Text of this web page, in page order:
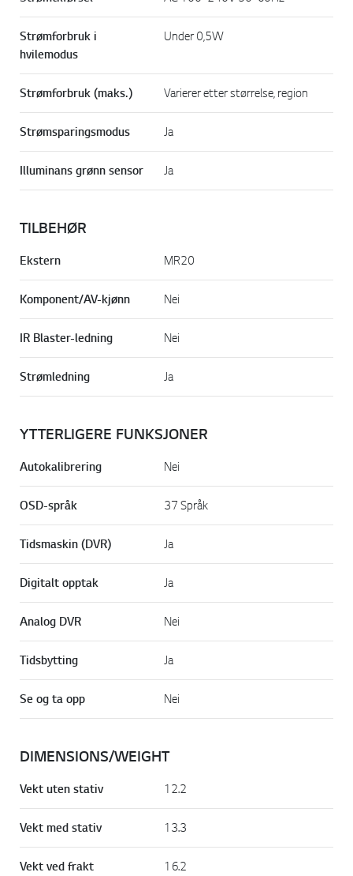
Strømforbruk i
hvilemodus
Under 0,5W
Strømforbruk (maks.) Varierer etter størrelse, region
Strømsparingsmodus Ja
Illuminans grønn sensor Ja
TILBEHØR
Ekstern MR20
Komponent/AV-kjønn Nei
IR Blaster-ledning Nei
Strømledning Ja
YTTERLIGERE FUNKSJONER
Autokalibrering Nei
OSD-språk 37 Språk
Tidsmaskin (DVR) Ja
Digitalt opptak Ja
Analog DVR Nei
Tidsbytting Ja
Se og ta opp Nei
DIMENSIONS/WEIGHT
Vekt uten stativ 12.2
Vekt med stativ 13.3
Vekt ved frakt 16.2